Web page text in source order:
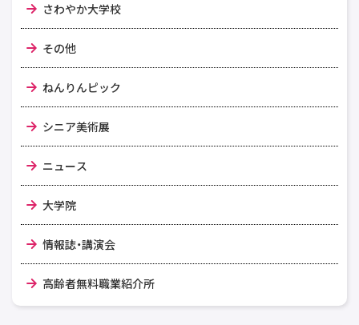
さわやか大学校
その他
ねんりんピック
シニア美術展
ニュース
大学院
情報誌・講演会
高齢者無料職業紹介所